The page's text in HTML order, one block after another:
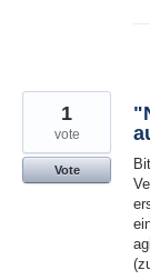
1
vote
Vote